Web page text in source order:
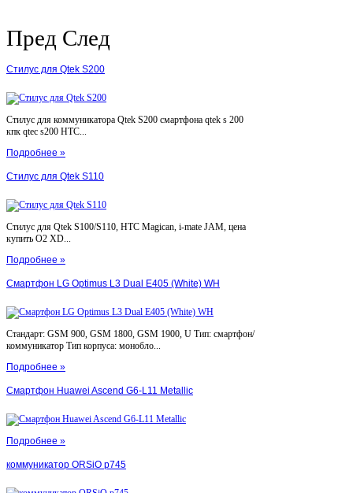
Пред След
Стилус для Qtek S200
Стилус для коммуникатора Qtek S200 смартфона qtek s 200
кпк qtec s200 HTC...
Подробнее »
Стилус для Qtek S110
Стилус для Qtek S100/S110, HTC Magican, i-mate JAM, цена
купить O2 XD...
Подробнее »
Смартфон LG Optimus L3 Dual E405 (White) WH
Стандарт: GSM 900, GSM 1800, GSM 1900, U Тип: смартфон/
коммуникатор Тип корпуса: монобло...
Подробнее »
Смартфон Huawei Ascend G6-L11 Metallic
Подробнее »
коммуникатор ORSiO p745